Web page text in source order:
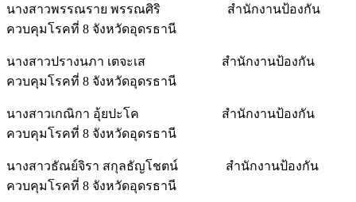
นางสาวพรรณราย พรรณศิริ สำนักงานป้องกัน
ควบคุมโรคที่ 8 จังหวัดอุดรธานี
นางสาวปรางนภา เตจะเส สำนักงานป้องกัน
ควบคุมโรคที่ 8 จังหวัดอุดรธานี
นางสาวเกณิกา อุ้ยปะโค สำนักงานป้องกัน
ควบคุมโรคที่ 8 จังหวัดอุดรธานี
นางสาวธัณย์จิรา สกุลธัญโชตน์ สำนักงานป้องกัน
ควบคุมโรคที่ 8 จังหวัดอุดรธานี